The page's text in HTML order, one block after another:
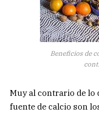
Beneficios de
Muy al contrario de lo
fuente de calcio son